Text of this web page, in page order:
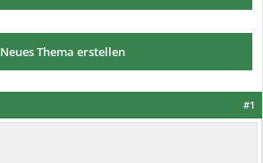
Neues Thema erstellen
#1